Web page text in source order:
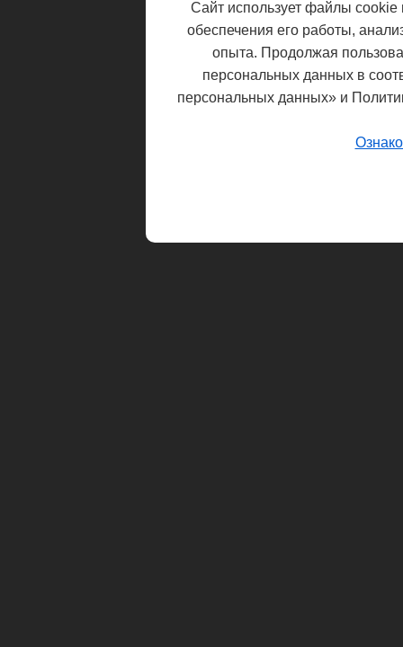
Сайт использует файлы cookie
обеспечения его работы,
опыта. Продолжая
персональных данных в
персональных данных» и